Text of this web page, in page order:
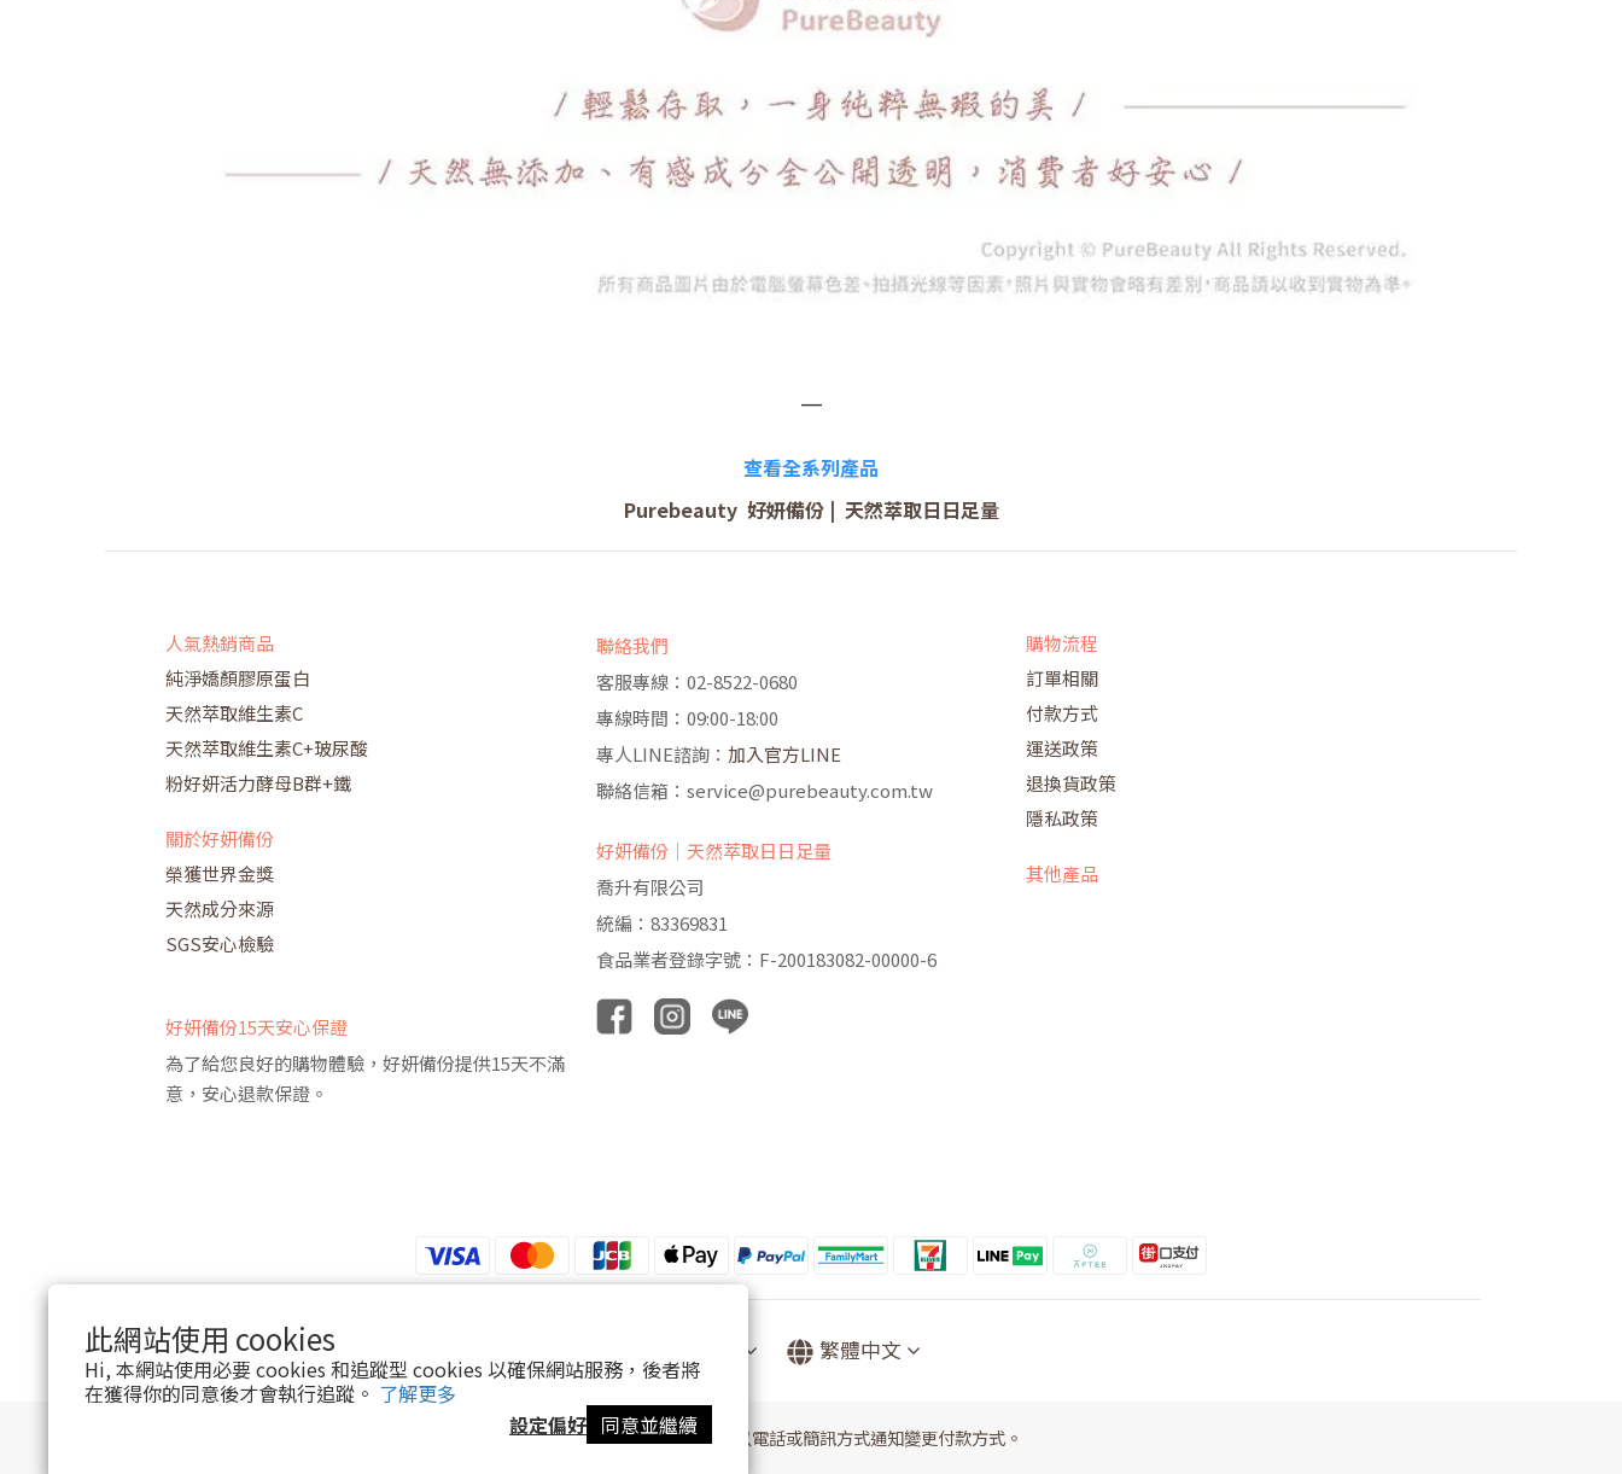
此網站使用 cookies
Hi, 本網站使用必要 cookies 和追蹤型 cookies 以確保網站服務，後者將
在獲得你的同意後才會執行追蹤。 了解更多
設定偏好 同意並繼續
━
查看全系列產品
Purebeauty 好妍備份| 天然萃取日日足量
人氣熱銷商品
純淨嬌顏膠原蛋白
天然萃取維生素C
天然萃取維生素C+玻尿酸
粉好妍活力酵母B群+鐵
關於好妍備份
榮獲世界金獎
天然成分來源
SGS安心檢驗
好妍備份15天安心保證
為了給您良好的購物體驗，好妍備份提供15天不滿
意，安心退款保證。
聯絡我們
客服專線：02-8522-0680
專線時間：09:00-18:00
專人LINE諮詢： 加入官方LINE
聯絡信箱：service@purebeauty.com.tw
好妍備份｜天然萃取日日足量
喬升有限公司
統編：83369831
食品業者登錄字號：F-200183082-00000-6
購物流程
訂單相關
付款方式
運送政策
退換貨政策
隱私政策
其他產品
繁體中文
提醒您，我們不會以電話或簡訊方式通知變更付款方式。